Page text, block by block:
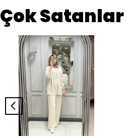
Çok Satanlar